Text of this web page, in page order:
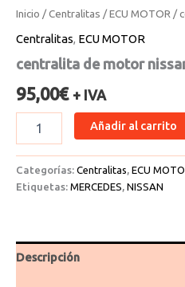
Inicio /Centralitas /ECU MOTOR/
Centralitas, ECU MOTOR
centralita de motor
95,00€ + IVA
Añadir al carrito
Categorías: Centralitas, ECU
Etiquetas: MERCEDES, NISSAN
Descripción